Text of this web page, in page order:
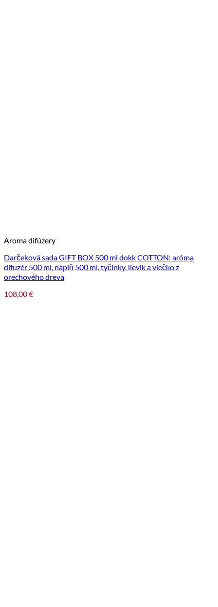
Aroma difúzery
Darčeková sada GIFT BOX 500 ml dokk COTTON: aróma
difuzér 500 ml, náplň 500 ml, tyčinky, lievik a viečko z
orechového dreva
108,00€